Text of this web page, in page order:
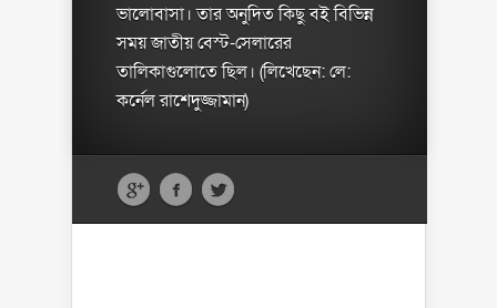
ভালোবাসা। তার অনুদিত কিছু বই বিভিন্ন
সময় জাতীয় বেস্ট-সেলারের
তালিকাগুলোতে ছিল। (লিখেছেন: লে:
কর্নেল রাশেদুজ্জামান)